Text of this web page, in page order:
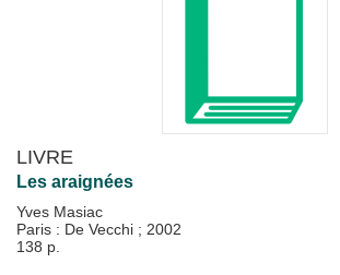
LIVRE
Les araignées
Yves Masiac
Paris : De Vecchi ; 2002
138 p.